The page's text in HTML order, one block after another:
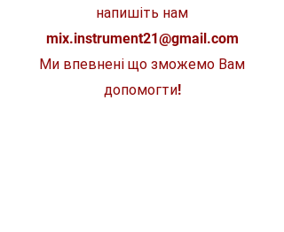
напишіть нам
mix.instrument21@gmail.com
Ми впевнені що зможемо Вам
допомогти!